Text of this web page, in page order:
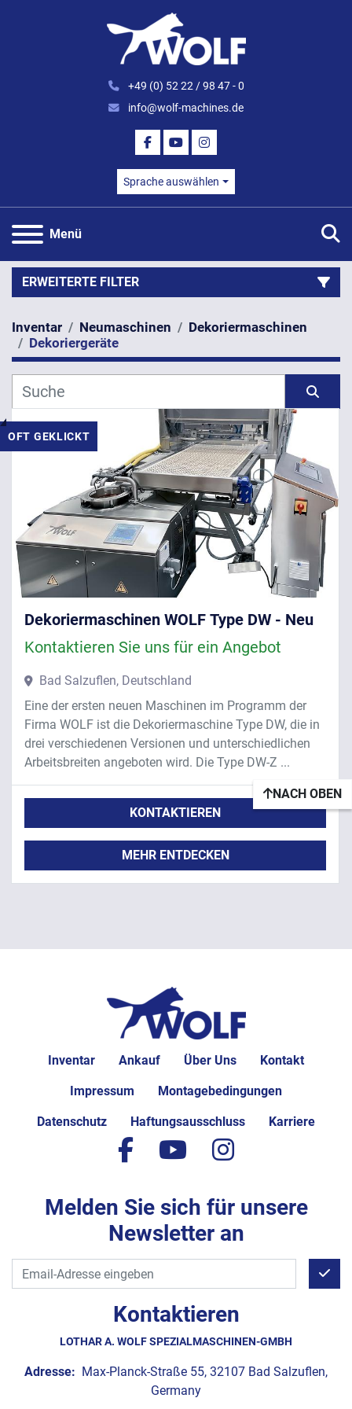
+49 (0) 52 22 / 98 47 - 0
info@wolf-machines.de
FACEBOOK
YOUTUBEINSTAGRAM
Sprache auswählen
Menü
ERWEITERTE FILTER
Kategorie
Hersteller
Modell
ANWENDEN LÖSCHEN
Inventar Neumaschinen
Dekoriermaschinen
Dekoriergeräte
Sortieren nach
OFT GEKLICKT
Dekoriermaschinen WOLF Type DW - Neu
Kontaktieren Sie uns für ein Angebot
Bad Salzuflen, Deutschland
Eine der ersten neuen Maschinen im Programm der
Firma WOLF ist die Dekoriermaschine Type DW, die in
drei verschiedenen Versionen und unterschiedlichen
Arbeitsbreiten angeboten wird. Die Type DW-Z ...
KONTAKTIEREN
MEHR ENTDECKEN
NACH OBEN
Inventar Ankauf Über Uns Kontakt
Impressum Montagebedingungen
Datenschutz Haftungsausschluss Karriere
Kontaktieren
LOTHAR A. WOLF SPEZIALMASCHINEN-GMBH
Adresse: Max-Planck-Straße 55, 32107 Bad Salzuflen,
Germany
facebook
youtubeinstagram
Melden Sie sich für unsere
Newsletter an